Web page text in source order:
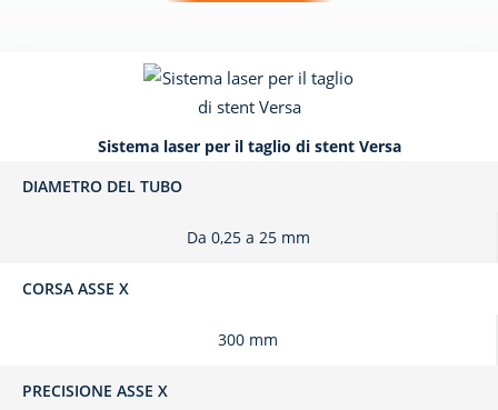
Sistema laser per il taglio di stent Versa
DIAMETRO DEL TUBO
Da 0,25 a 25 mm
CORSA ASSE X
300 mm
PRECISIONE ASSE X